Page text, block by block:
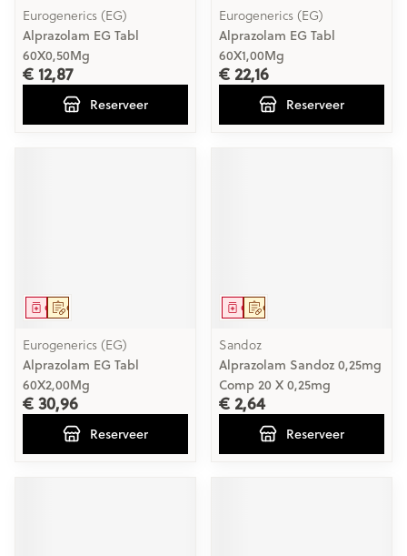
Eurogenerics (EG)
Alprazolam EG Tabl
60X0,50Mg
€ 12,87
Reserveer
Eurogenerics (EG)
Alprazolam EG Tabl
60X1,00Mg
€ 22,16
Reserveer
Op voorschrift
Geneesmiddel
Eurogenerics (EG)
Alprazolam EG Tabl
60X2,00Mg
€ 30,96
Reserveer
Op voorschrift
Geneesmiddel
Sandoz
Alprazolam Sandoz 0,25mg
Comp 20 X 0,25mg
€ 2,64
Reserveer